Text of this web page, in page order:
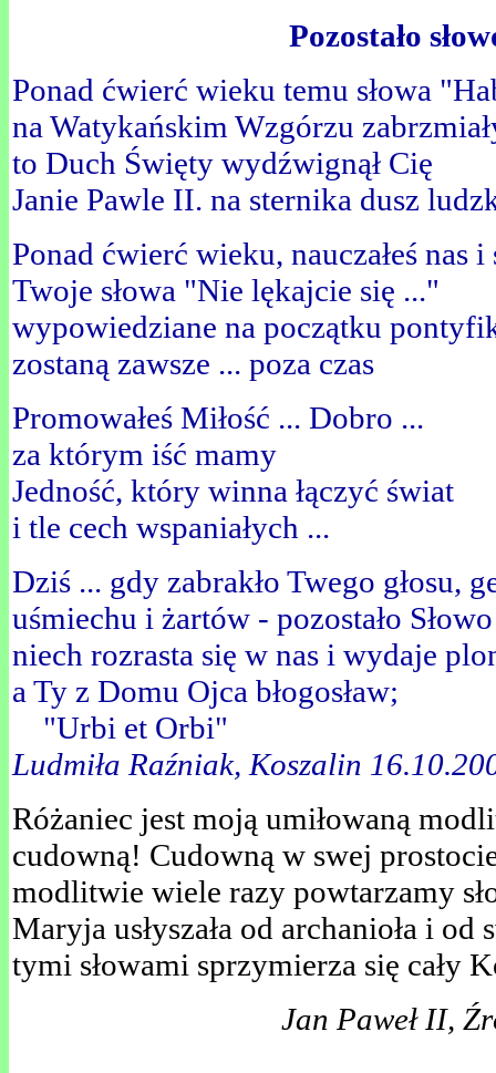
Pozostało
Ponad ćwierć wieku temu słowa
na Watykańskim Wzgórzu
to Duch Święty wydźwignął Cię
Janie Pawle II. na sternika dusz
Ponad ćwierć wieku, nauczałeś nas i
Twoje słowa "Nie lękajcie się ..."
wypowiedziane na początku
zostaną zawsze ... poza czas
Promowałeś Miłość ... Dobro ...
za którym iść mamy
Jedność, który winna łączyć świat
i tle cech wspaniałych ...
Dziś ... gdy zabrakło Twego głosu,
uśmiechu i żartów - pozostało Słowo
niech rozrasta się w nas i wydaje
a Ty z Domu Ojca błogosław;
"Urbi et Orbi"
Ludmiła Raźniak, Koszalin
Różaniec jest moją umiłowaną
cudowną! Cudowną w swej
modlitwie wiele razy powtarzamy
Maryja usłyszała od archanioła i
tymi słowami sprzymierza się cały
Jan Paweł II,